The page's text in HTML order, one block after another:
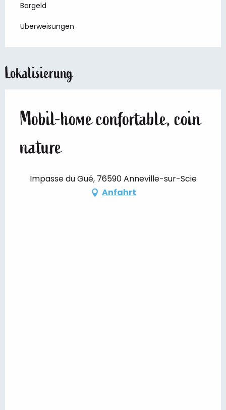
Bargeld
Überweisungen
Lokalisierung
Mobil-home confortable, coin
nature
Impasse du Gué, 76590 Anneville-sur-Scie
Anfahrt